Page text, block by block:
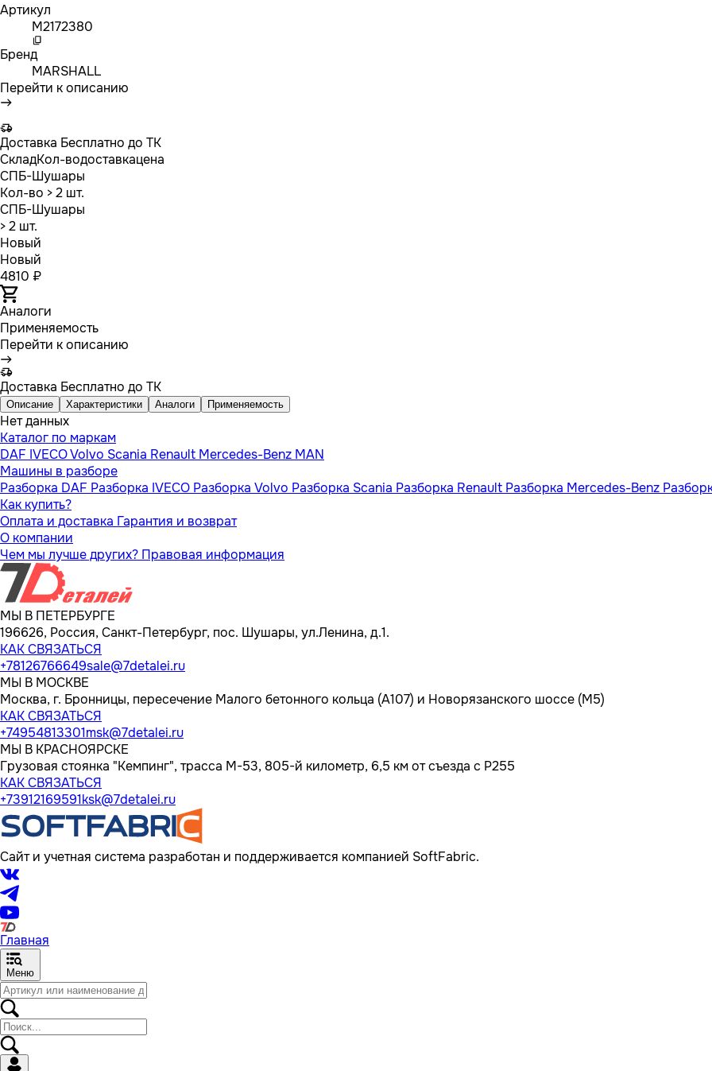
Артикул
M2172380
Бренд
MARSHALL
Перейти к описанию
Доставка Бесплатно до ТК
СкладКол-водоставкацена
СПБ-Шушары
Кол-во > 2 шт.
СПБ-Шушары
> 2 шт.
Новый
Новый
4810 ₽
Аналоги
Применяемость
Перейти к описанию
Доставка Бесплатно до ТК
Описание Характеристики Аналоги Применяемость
Нет данных
Каталог по маркам
DAF IVECOVolvo Scania Renault Mercedes-Benz MAN
Машины в разборе
Разборка DAF Разборка IVECO Разборка Volvo Разборка Scania Разборка Renault Разборка Mercedes-Benz
Как купить?
Оплата и доставка Гарантия и возврат
О компании
Чем мы лучше других? Правовая информация
МЫ В ПЕТЕРБУРГЕ
196626, Россия, Санкт-Петербург, пос. Шушары, ул.Ленина, д.1.
КАК СВЯЗАТЬСЯ
+78126766649sale@7detalei.ru
МЫ В МОСКВЕ
Москва, г. Бронницы, пересечение Малого бетонного кольца (А107) и Новорязанского шоссе (М5)
КАК СВЯЗАТЬСЯ
+74954813301msk@7detalei.ru
МЫ В КРАСНОЯРСКЕ
Грузовая стоянка "Кемпинг", трасса M-53, 805-й километр, 6,5 км от съезда с Р255
КАК СВЯЗАТЬСЯ
+73912169591ksk@7detalei.ru
Сайт и учетная система разработан и поддерживается компанией SoftFabric.
Главная
Меню